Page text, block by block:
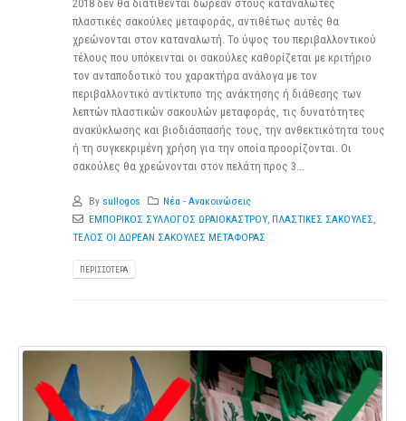
2018 δεν θα διατίθενται δωρεάν στους καταναλωτές
πλαστικές σακούλες μεταφοράς, αντιθέτως αυτές θα
χρεώνονται στον καταναλωτή. Το ύψος του περιβαλλοντικού
τέλους που υπόκεινται οι σακούλες καθορίζεται με κριτήριο
τον ανταποδοτικό του χαρακτήρα ανάλογα με τον
περιβαλλοντικό αντίκτυπο της ανάκτησης ή διάθεσης των
λεπτών πλαστικών σακουλών μεταφοράς, τις δυνατότητες
ανακύκλωσης και βιοδιάσπασής τους, την ανθεκτικότητα τους
ή τη συγκεκριμένη χρήση για την οποία προορίζονται. Οι
σακούλες θα χρεώνονται στον πελάτη προς 3...
By sullogos
Νέα - Ανακοινώσεις
ΕΜΠΟΡΙΚΟΣ ΣΥΛΛΟΓΟΣ ΩΡΑΙΟΚΑΣΤΡΟΥ, ΠΛΑΣΤΙΚΕΣ ΣΑΚΟΥΛΕΣ,
ΤΕΛΟΣ ΟΙ ΔΩΡΕΑΝ ΣΑΚΟΥΛΕΣ ΜΕΤΑΦΟΡΑΣ
ΠΕΡΙΣΣΌΤΕΡΑ